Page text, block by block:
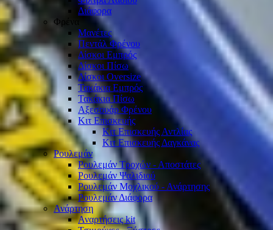
Διάφορα
Φρένα
Μανέτες
Πεντάλ Φρένου
Δίσκοι Εμπρός
Δίσκοι Πίσω
Δίσκοι Oversize
Τακάκια Εμπρός
Τακάκια Πίσω
Αξεσουάρ Φρένου
Κιτ Επισκευής
Κιτ Επισκευής Αντλίας
Κιτ Επισκευής Δαγκάνας
Ρουλεμάν
Ρουλεμάν Τροχών - Αποστάτες
Ρουλεμάν Ψαλιδιού
Ρουλεμάν Μοχλικού - Ανάρτησης
Ρουλεμάν Διάφορα
Ανάρτηση
Αναρτήσεις kit